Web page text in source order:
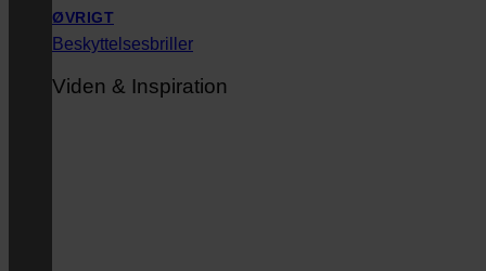
ØVRIGT
Beskyttelsesbriller
Viden & Inspiration